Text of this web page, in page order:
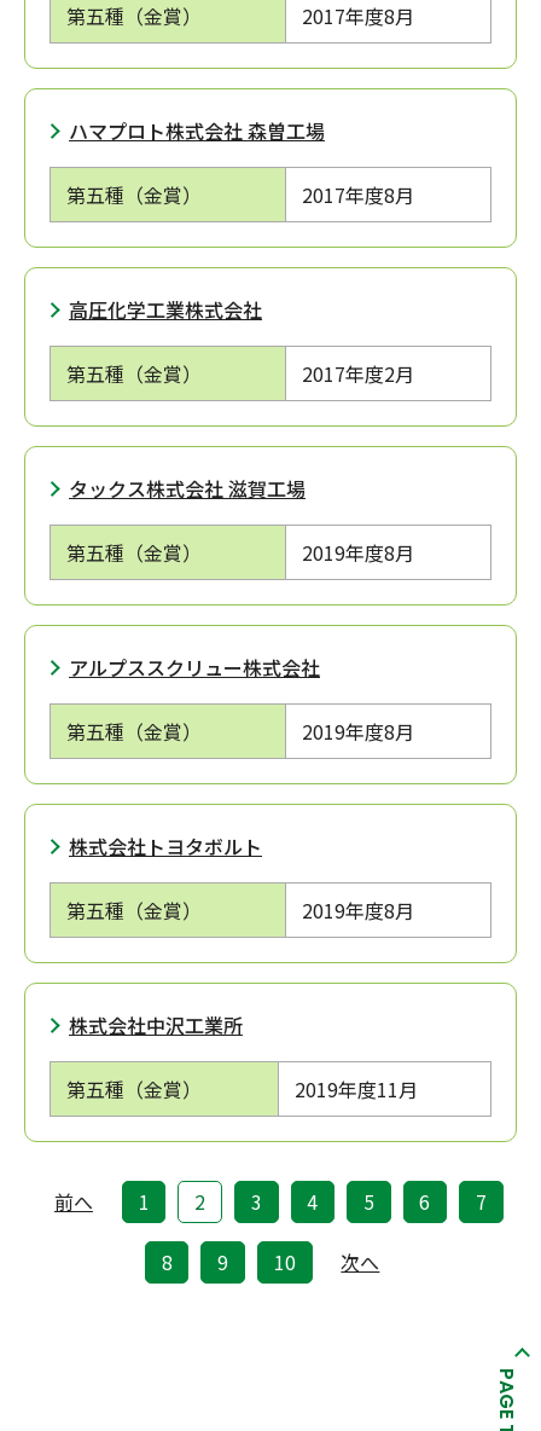
第五種（金賞） 2017年度8月
ハマプロト株式会社 森曽工場
第五種（金賞） 2017年度8月
高圧化学工業株式会社
第五種（金賞） 2017年度2月
タックス株式会社 滋賀工場
第五種（金賞） 2019年度8月
アルプススクリュー株式会社
第五種（金賞） 2019年度8月
株式会社トヨタボルト
第五種（金賞） 2019年度8月
株式会社中沢工業所
第五種（金賞） 2019年度11月
前へ 1 2 3 4 5 6 7
8 9 10 次へ